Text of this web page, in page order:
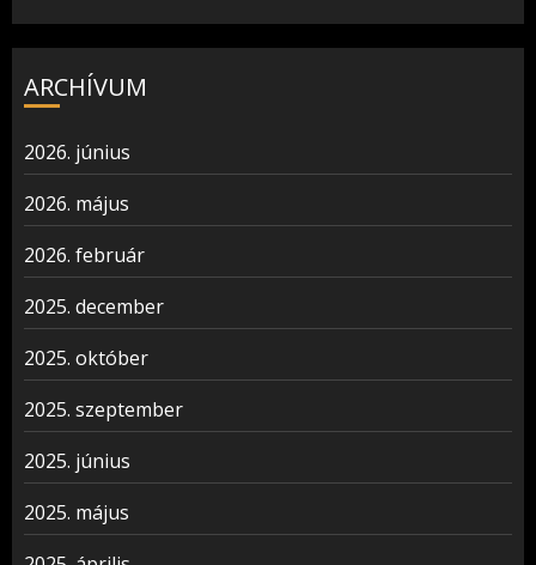
ARCHÍVUM
2026. június
2026. május
2026. február
2025. december
2025. október
2025. szeptember
2025. június
2025. május